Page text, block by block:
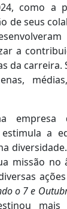
como a
de seus
a
da carreira.
empresa
a
missão
o 7 e